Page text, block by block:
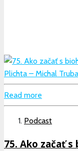
Read more
Podcast
75. Ako začať